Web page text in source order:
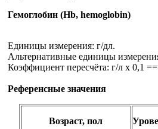
Гемоглобин (Hb, hemoglobin)
Единицы измерения: г/дл.
Альтернативные единицы
Коэффициент пересчёта: г/л х 0,1
Референсные значения
Возраст, пол